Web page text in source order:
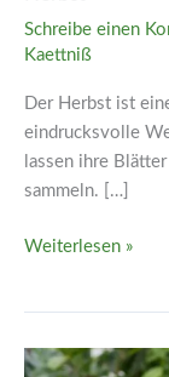
Schreibe einen
Kaettniß
Der Herbst ist
eindrucksvolle
lassen ihre
sammeln. […]
Weiterlesen »
Yoga